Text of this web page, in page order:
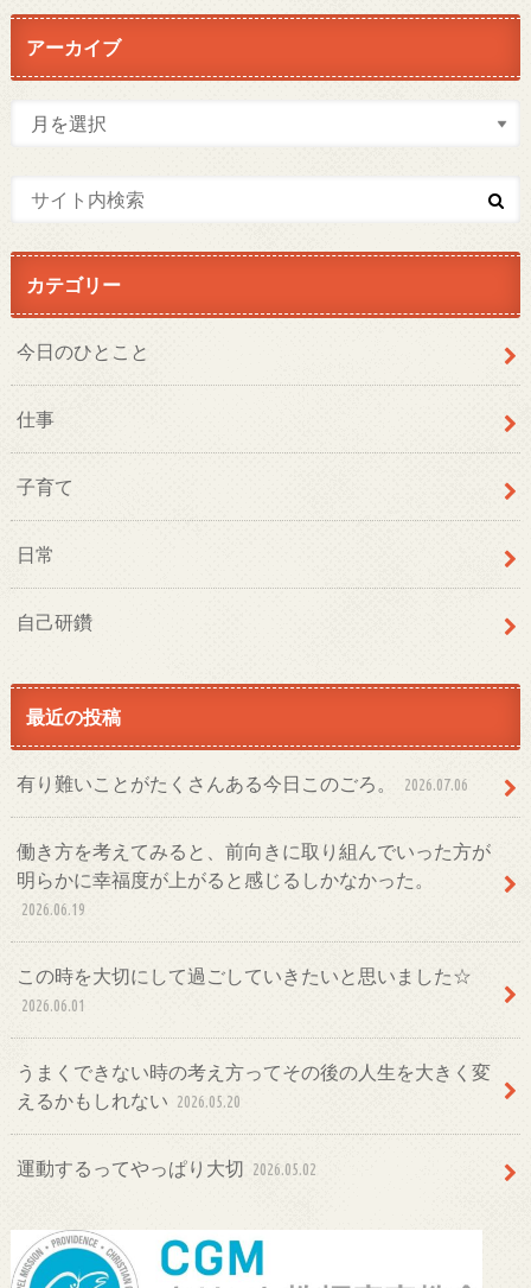
アーカイブ
カテゴリー
今日のひとこと
仕事
子育て
日常
自己研鑽
最近の投稿
有り難いことがたくさんある今日このごろ。 2026.07.06
働き方を考えてみると、前向きに取り組んでいった方が
明らかに幸福度が上がると感じるしかなかった。
2026.06.19
この時を大切にして過ごしていきたいと思いました☆
2026.06.01
うまくできない時の考え方ってその後の人生を大きく変
えるかもしれない 2026.05.20
運動するってやっぱり大切 2026.05.02